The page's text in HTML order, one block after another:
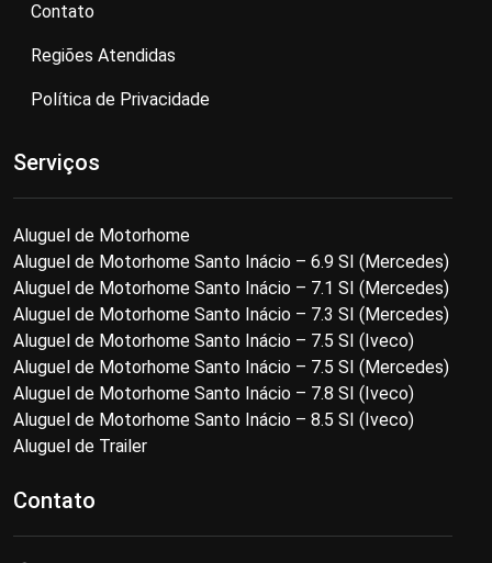
Contato
Regiões Atendidas
Política de Privacidade
Serviços
Aluguel de Motorhome
Aluguel de Motorhome Santo Inácio – 6.9 SI (Mercedes)
Aluguel de Motorhome Santo Inácio – 7.1 SI (Mercedes)
Aluguel de Motorhome Santo Inácio – 7.3 SI (Mercedes)
Aluguel de Motorhome Santo Inácio – 7.5 SI (Iveco)
Aluguel de Motorhome Santo Inácio – 7.5 SI (Mercedes)
Aluguel de Motorhome Santo Inácio – 7.8 SI (Iveco)
Aluguel de Motorhome Santo Inácio – 8.5 SI (Iveco)
Aluguel de Trailer
Contato